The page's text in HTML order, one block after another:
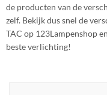
de producten van de
zelf. Bekijk dus snel de
TAC op 123Lampenshop
beste verlichting!